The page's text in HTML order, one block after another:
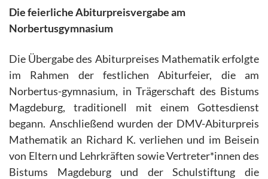
Die feierliche Abiturpreisvergabe am
Norbertusgymnasium
Die Übergabe des Abiturpreises Mathematik erfolgte
im Rahmen der festlichen Abiturfeier, die am
Norbertus-gymnasium, in Trägerschaft des Bistums
Magdeburg, traditionell mit einem Gottesdienst
begann. Anschließend wurden der DMV-Abiturpreis
Mathematik an Richard K. verliehen und im Beisein
von Eltern und Lehrkräften sowie Vertreter*innen des
Bistums Magdeburg und der Schulstiftung die